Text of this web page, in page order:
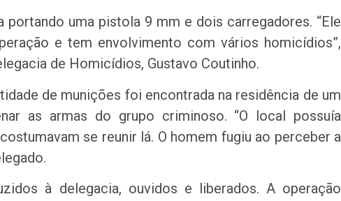
portando uma pistola 9 mm e dois carregadores. “Ele
e tem envolvimento com vários homicídios”,
de Homicídios, Gustavo Coutinho.
de munições foi encontrada na residência de um
as armas do grupo criminoso. “O local possuía
se reunir lá. O homem fugiu ao perceber a
à delegacia, ouvidos e liberados. A operação